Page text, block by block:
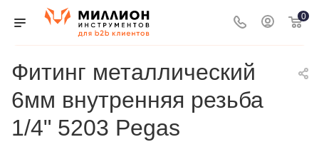
0
Фитинг металлический
6мм внутренняя резьба
1/4" 5203 Pegas